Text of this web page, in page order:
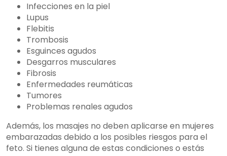
Infecciones en la piel
Lupus
Flebitis
Trombosis
Esguinces agudos
Desgarros musculares
Fibrosis
Enfermedades reumáticas
Tumores
Problemas renales agudos
Además, los masajes no deben aplicarse en mujeres
embarazadas debido a los posibles riesgos para el
feto. Si tienes alguna de estas condiciones o estás